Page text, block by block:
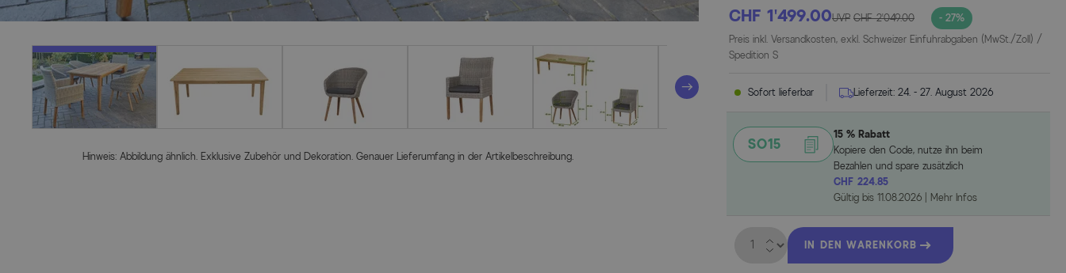
Hinweis: Abbildung ähnlich. Exklusive Zubehör und Dekoration. Genauer Lieferumfang in der Artikelbeschreibung.
CHF 1’499.00UVP CHF 2’049.00
- 27%
Preis inkl. Versandkosten, exkl. Schweizer Einfuhrabgaben (MwSt./Zoll) /
Spedition S
Sofort lieferbar Lieferzeit: 24. - 27. August 2026
SO15
15 % Rabatt
Kopiere den Code, nutze ihn beim
Bezahlen und spare zusätzlich
CHF 224.85
Gültig bis 11.08.2026 Mehr Infos
IN DEN WARENKORB